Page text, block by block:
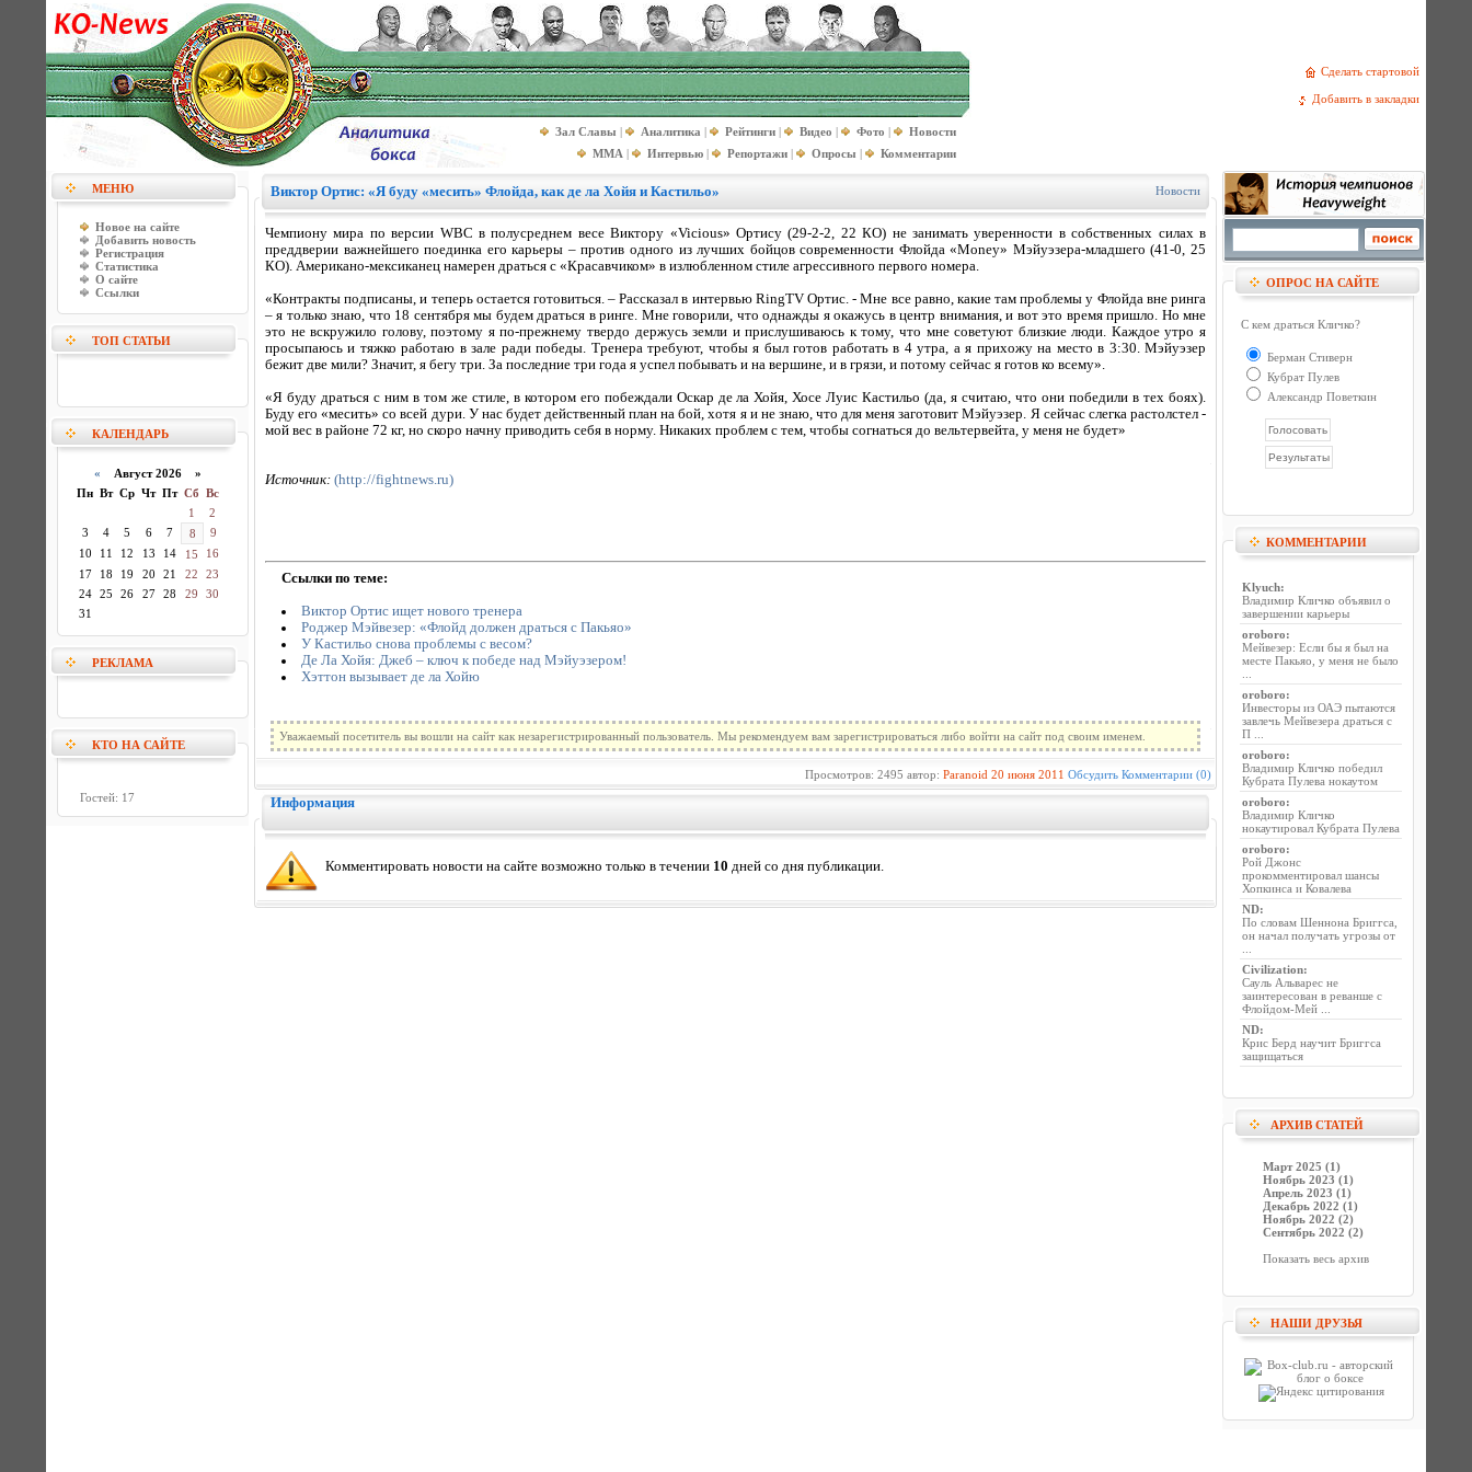
Сделать стартовой
Добавить в закладки
Зал Славы | Аналитика | Рейтинги | Видео | Фото |
Новости
MMA | Интервью | Репортажи | Опросы | Комментарии
МЕНЮ
Новое на сайте
Добавить новость
Регистрация
Статистика
О сайте
Ссылки
ТОП СТАТЬИ
КАЛЕНДАРЬ
« Август 2026 »
Пн Вт Ср Чт Пт Сб Вс
1
2
3
4 5 6 7 8
9
10
11 12 13 14 15
16
17
18 19 20 21 22
23
24
25 26 27 28 29
30
31
РЕКЛАМА
КТО НА САЙТЕ
Гостей: 17
Виктор Ортис: «Я буду «месить» Флойда, как де ла Хойя и Кастильо» Новости
Чемпиону мира по версии WBC в полусреднем весе Виктору «Vicious» Ортису (29-2-2, 22 КО) не занимать уверенности в собственных силах в
преддверии важнейшего поединка его карьеры – против одного из лучших бойцов современности Флойда «Money» Мэйуэзера-младшего (41-0, 25
КО). Американо-мексиканец намерен драться с «Красавчиком» в излюбленном стиле агрессивного первого номера.
«Контракты подписаны, и теперь остается готовиться. – Рассказал в интервью RingTV Ортис. - Мне все равно, какие там проблемы у Флойда вне ринга
– я только знаю, что 18 сентября мы будем драться в ринге. Мне говорили, что однажды я окажусь в центр внимания, и вот это время пришло. Но мне
это не вскружило голову, поэтому я по-прежнему твердо держусь земли и прислушиваюсь к тому, что мне советуют близкие люди. Каждое утро я
просыпаюсь и тяжко работаю в зале ради победы. Тренера требуют, чтобы я был готов работать в 4 утра, а я прихожу на место в 3:30. Мэйуэзер
бежит две мили? Значит, я бегу три. За последние три года я успел побывать и на вершине, и в грязи, и потому сейчас я готов ко всему».
«Я буду драться с ним в том же стиле, в котором его побеждали Оскар де ла Хойя, Хосе Луис Кастильо (да, я считаю, что они победили в тех боях).
Буду его «месить» со всей дури. У нас будет действенный план на бой, хотя я и не знаю, что для меня заготовит Мэйуэзер. Я сейчас слегка растолстел -
мой вес в районе 72 кг, но скоро начну приводить себя в норму. Никаких проблем с тем, чтобы согнаться до вельтервейта, у меня не будет»
Источник: (http://fightnews.ru)
Ссылки по теме:
Виктор Ортис ищет нового тренера
Роджер Мэйвезер: «Флойд должен драться с Пакьяо»
У Кастильо снова проблемы с весом?
Де Ла Хойя: Джеб – ключ к победе над Мэйуэзером!
Хэттон вызывает де ла Хойю
Уважаемый посетитель вы вошли на сайт как незарегистрированный пользователь. Мы рекомендуем вам зарегистрироваться либо войти на сайт под своим именем.
Просмотров: 2495 автор: Paranoid 20 июня 2011 Обсудить Комментарии (0)
Информация
Комментировать новости на сайте возможно только в течении 10 дней со дня публикации.
ОПРОС НА САЙТЕ
С кем драться Кличко?
Берман Стиверн
Кубрат Пулев
Александр Поветкин
КОММЕНТАРИИ
Klyuch:
Владимир Кличко объявил о
завершении карьеры
oroboro:
Мейвезер: Если бы я был на
месте Пакьяо, у меня не было
oroboro:
Инвесторы из ОАЭ пытаются
завлечь Мейвезера драться с
П ...
oroboro:
Владимир Кличко победил
Кубрата Пулева нокаутом
oroboro:
Владимир Кличко
нокаутировал Кубрата Пулева
oroboro:
Рой Джонс
прокомментировал шансы
Хопкинса и Ковалева
ND:
По словам Шеннона Бриггса,
он начал получать угрозы от
Civilization:
Сауль Альварес не
заинтересован в реванше с
Флойдом-Мей ...
ND:
Крис Берд научит Бриггса
защищаться
АРХИВ СТАТЕЙ
Март 2025 (1)
Ноябрь 2023 (1)
Апрель 2023 (1)
Декабрь 2022 (1)
Ноябрь 2022 (2)
Сентябрь 2022 (2)
Показать весь архив
НАШИ ДРУЗЬЯ